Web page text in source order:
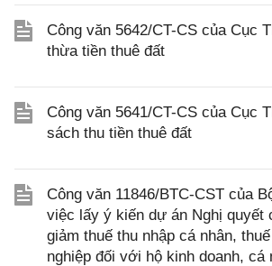
Công văn 5642/CT-CS của Cục
thừa tiền thuê đất
Công văn 5641/CT-CS của Cục
sách thu tiền thuê đất
Công văn 11846/BTC-CST của
việc lấy ý kiến dự án Nghị quyết
giảm thuế thu nhập cá nhân,
nghiệp đối với hộ kinh doanh, cá